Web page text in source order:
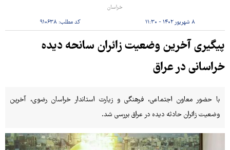
خراسان
۸ شهریور ۱۴۰۲ - ۱۱:۳۰ کد مطلب:۹۱۰۶۳۸
پیگیری آخرین وضعیت زائران سانحه دیده
خراسانی در عراق
با حضور معاون اجتماعی، فرهنگی و زیارت استاندار خراسان رضوی، آخرین
وضعیت زائران حادثه دیده در عراق بررسی شد.